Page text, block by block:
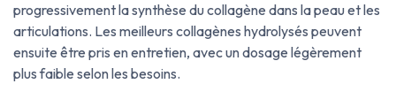
progressivement la synthèse du collagène dans la peau et les
articulations. Les meilleurs collagènes hydrolysés peuvent
ensuite être pris en entretien, avec un dosage légèrement
plus faible selon les besoins.